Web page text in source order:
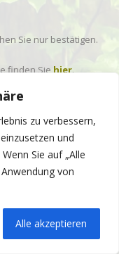
zu verbessern,
und
Sie auf „Alle
von
Alle akzeptieren
Sie nur bestätigen.
finden Siehier.
eStorevon ThemeGrill. Powered by